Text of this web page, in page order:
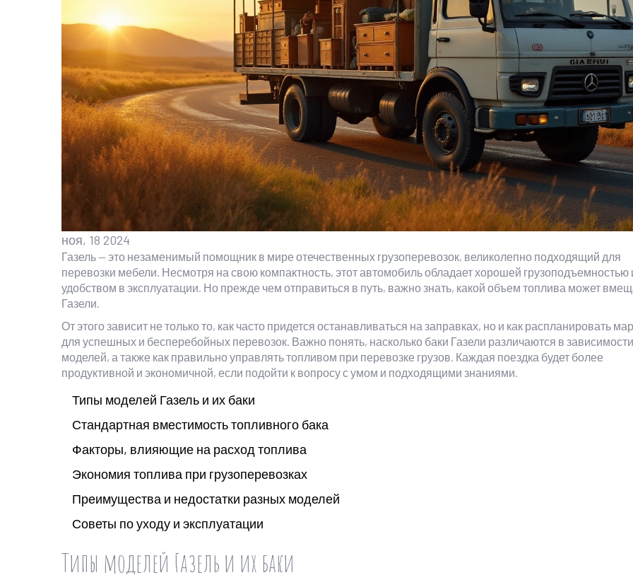
ноя, 18 2024
Газель — это незаменимый помощник в мире отечественных грузоперевозок, великолепно подходящий для
перевозки мебели. Несмотря на свою компактность, этот автомобиль обладает хорошей грузоподъемностью
удобством в эксплуатации. Но прежде чем отправиться в путь, важно знать, какой объем топлива может
Газели.
От этого зависит не только то, как часто придется останавливаться на заправках, но и как распланировать
для успешных и бесперебойных перевозок. Важно понять, насколько баки Газели различаются в
моделей, а также как правильно управлять топливом при перевозке грузов. Каждая поездка будет более
продуктивной и экономичной, если подойти к вопросу с умом и подходящими знаниями.
Типы моделей Газель и их баки
Стандартная вместимость топливного бака
Факторы, влияющие на расход топлива
Экономия топлива при грузоперевозках
Преимущества и недостатки разных моделей
Советы по уходу и эксплуатации
Типы моделей Газель и их баки